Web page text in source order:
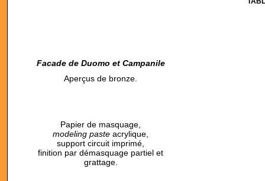
Facade de Duomo et Campanile
Aperçus de bronze.
Papier de masquage,
modeling paste acrylique,
support circuit imprimé,
finition par démasquage partiel et
grattage.